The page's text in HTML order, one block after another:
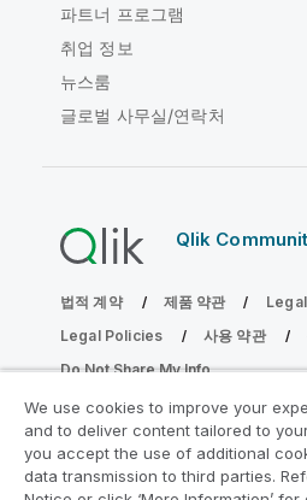
파트너 프로그램
취업 정보
뉴스룸
글로벌 사무실/연락처
Qlik
법적 계약 제품 약관
Legal Policies
사용 약관
Do Not Share My Info
Copyright © 1993-2026 QlikTech
및 복제를 금합니다.
We use cookies to improve your
and to deliver content tailored to your
you accept the use of additional
data transmission to third parties.